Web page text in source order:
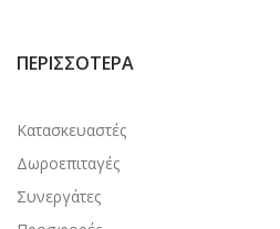
ΠΕΡΙΣΣΌΤΕΡΑ
Κατασκευαστές
Δωροεπιταγές
Συνεργάτες